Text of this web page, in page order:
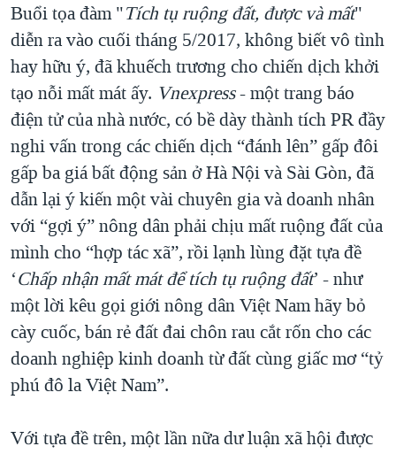
Buổi tọa đàm "Tích tụ ruộng đất, được và mất"
diễn ra vào cuối tháng 5/2017, không biết vô tình
hay hữu ý, đã khuếch trương cho chiến dịch khởi
tạo nỗi mất mát ấy. Vnexpress- một trang báo
điện tử của nhà nước, có bề dày thành tích PR đầy
nghi vấn trong các chiến dịch “đánh lên” gấp đôi
gấp ba giá bất động sản ở Hà Nội và Sài Gòn, đã
dẫn lại ý kiến một vài chuyên gia và doanh nhân
với “gợi ý” nông dân phải chịu mất ruộng đất của
mình cho “hợp tác xã”, rồi lạnh lùng đặt tựa đề
‘Chấp nhận mất mát để tích tụ ruộng đất’ - như
một lời kêu gọi giới nông dân Việt Nam hãy bỏ
cày cuốc, bán rẻ đất đai chôn rau cắt rốn cho các
doanh nghiệp kinh doanh từ đất cùng giấc mơ “tỷ
phú đô la Việt Nam”.
Với tựa đề trên, một lần nữa dư luận xã hội được